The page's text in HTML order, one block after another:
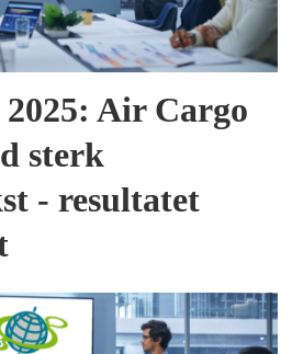
2025: Air Cargo
sterk
- resultatet